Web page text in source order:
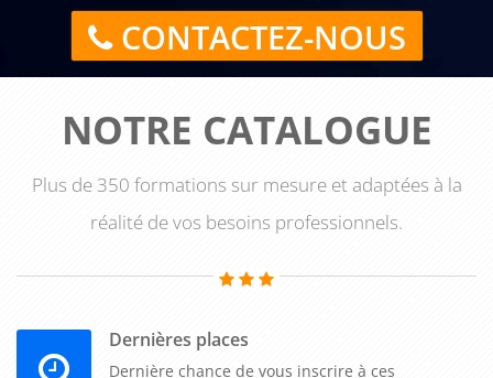
CONTACTEZ-NOUS
NOTRE CATALOGUE
Plus de 350 formations sur mesure et adaptées à la
réalité de vos besoins professionnels.
Dernières places
Dernière chance de vous inscrire à ces